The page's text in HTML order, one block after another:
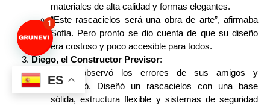
materiales de alta calidad y formas elegantes.
“Este rascacielos será una obra de arte”, afirmaba
Sofía. Pero pronto se dio cuenta de que su diseño
era costoso y poco accesible para todos.
Diego, el Constructor Previsor:
Diego observó los errores de sus amigos y
reflexionó. Diseñó un rascacielos con una base
sólida, estructura flexible y sistemas de seguridad
ES
1